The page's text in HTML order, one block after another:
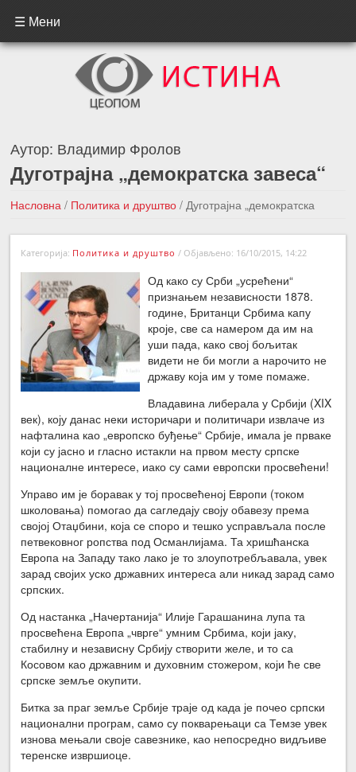
☰ Мени
Аутор: Владимир Фролов
Дуготрајна „демократска завеса“
Насловна / Политика и друштво / Дуготрајна „демократска
завеса“
←Претходна вест
Следећа вест →
Категорија: Политика и друштво / Објављено: 16/10/2015, 14:22
Од како су Срби „усрећени“
признањем независности 1878.
године, Британци Србима капу
кроје, све са намером да им на
уши пада, како свој бољитак
видети не би могли а нарочито не
државу која им у томе помаже.
Владавина либерала у Србији (XIX
век), коју данас неки историчари и политичари извлаче из
нафталина као „европско буђење“ Србије, имала је прваке
који су јасно и гласно истакли на првом месту српске
националне интересе, иако су сами европски просвећени!
Управо им је боравак у тој просвећеној Европи (током
школовања) помогао да сагледају своју обавезу према
својој Отаџбини, која се споро и тешко усправљала после
петвековног ропства под Османлијама. Та хришћанска
Европа на Западу тако лако је то злоупотребљавала, увек
зарад својих уско државних интереса али никад зарад само
српских.
Од настанка „Начертанија“ Илије Гарашанина лупа та
просвећена Европа „чврге“ умним Србима, који јаку,
стабилну и независну Србију створити желе, и то са
Косовом као државним и духовним стожером, који ће све
српске земље окупити.
Битка за праг земље Србије траје од када је почео српски
национални програм, само су покварењаци са Темзе увек
изнова мењали своје савезнике, као непосредно видљиве
теренске извршиоце.